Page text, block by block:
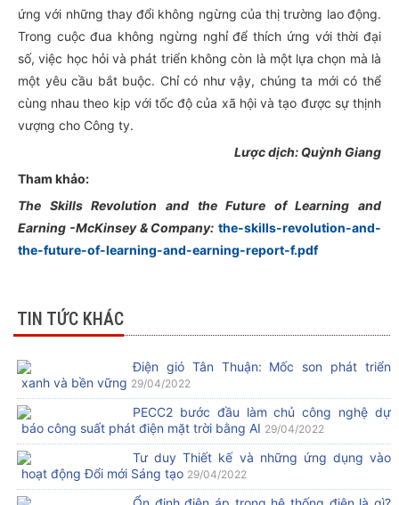
ứng với những thay đổi không ngừng của thị trường lao động.
Trong cuộc đua không ngừng nghỉ để thích ứng với thời đại
số, việc học hỏi và phát triển không còn là một lựa chọn mà là
một yêu cầu bắt buộc. Chỉ có như vậy, chúng ta mới có thể
cùng nhau theo kịp với tốc độ của xã hội và tạo được sự thịnh
vượng cho Công ty.
Lược dịch: Quỳnh Giang
Tham khảo:
The Skills Revolution and the Future of Learning and
Earning -McKinsey & Company: the-skills-revolution-and-
the-future-of-learning-and-earning-report-f.pdf
TIN TỨC KHÁC
Điện gió Tân Thuận: Mốc son phát triển
xanh và bền vững 29/04/2022
PECC2 bước đầu làm chủ công nghệ dự
báo công suất phát điện mặt trời bằng AI 29/04/2022
Tư duy Thiết kế và những ứng dụng vào
hoạt động Đổi mới Sáng tạo 29/04/2022